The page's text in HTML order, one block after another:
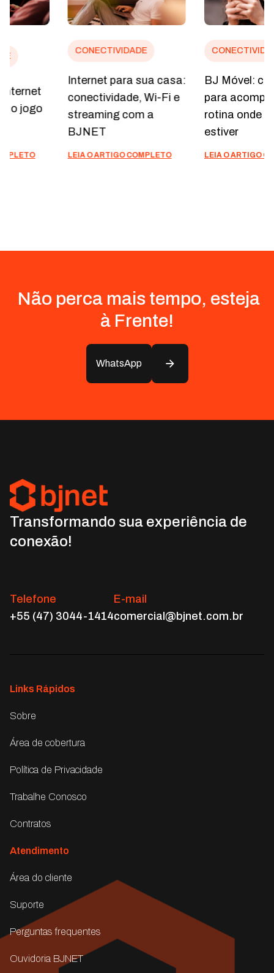
CONECTIVIDADE
Internet para sua casa:
conectividade, Wi-Fi e
streaming com a
LEIA O ARTIGO COMPLETO
CONECTIVIDADE
BJ Móvel: conexão
para acompanhar sua
rotina onde você
LEIA O ARTIGO COMPLETO
Não perca mais tempo, esteja
à Frente!
WhatsApp
Transformando sua experiência de
conexão!
Telefone
+55 (47) 3044-1414
E-mail
comercial@bjnet.com.br
Links Rápidos
Sobre
Área de cobertura
Política de Privacidade
Trabalhe Conosco
Contratos
Atendimento
Área do cliente
Suporte
Perguntas frequentes
Ouvidoria BJNET